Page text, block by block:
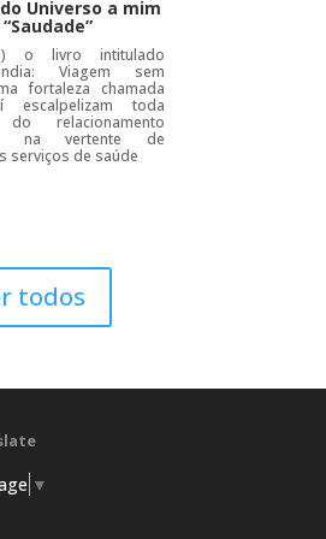
Universo a mim
o livro intitulado
Viagem sem
fortaleza chamada
escalpelizam toda
do relacionamento
na vertente de
serviços de saúde
todos
▼